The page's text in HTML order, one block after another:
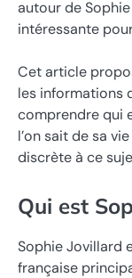
autour de
intéressante
Cet article
les informations
comprendre qui
l’on sait de sa
discrète à ce
Qui est
Sophie Jovillard
française